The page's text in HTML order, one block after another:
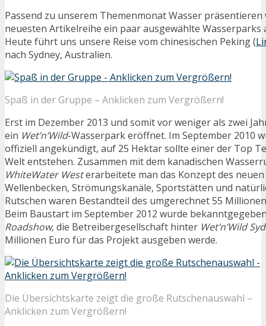
Passend zu unserem Themenmonat Wasser
neuesten Artikelreihe ein paar ausgewählte Wasserparks
Heute führt uns unsere Reise vom chinesischen Peking (
nach Sydney, Australien.
Spaß in der Gruppe – Anklicken zum Vergrößern!
Erst im Dezember 2013 und somit vor weniger als zwei
ein Wet’n’Wild-Wasserpark eröffnet. Im September 2010
offiziell angekündigt, auf 25 Hektar sollte einer der Top
Welt entstehen. Zusammen mit dem kanadischen
WhiteWater Westerarbeitete man das Konzept des
Wellenbecken, Strömungskanäle, Sportstätten und
Rutschen waren Bestandteil des umgerechnet 55
Beim Baustart im September 2012 wurde
Roadshow, die Betreibergesellschaft hinter Wet’n’Wild
Millionen Euro für das Projekt ausgeben werde.
Die Übersichtskarte zeigt die große Rutschenauswahl –
Anklicken zum Vergrößern!